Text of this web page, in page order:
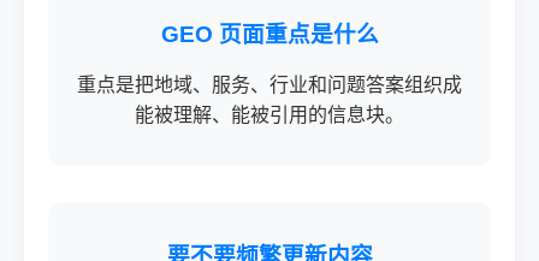
GEO 页面重点是什么
重点是把地域、服务、行业和问题答案组织成
能被理解、能被引用的信息块。
要不要频繁更新内容